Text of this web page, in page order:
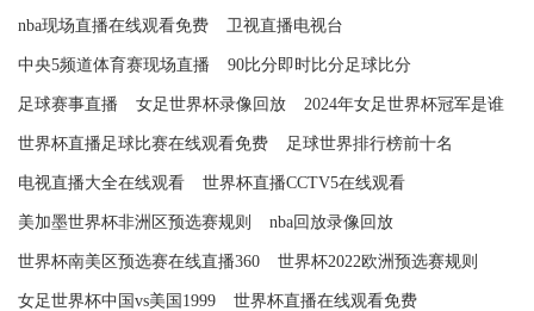
nba现场直播在线观看免费 卫视直播电视台
中央5频道体育赛现场直播 90比分即时比分足球比分
足球赛事直播 女足世界杯录像回放 2024年女足世界杯冠军是谁
世界杯直播足球比赛在线观看免费 足球世界排行榜前十名
电视直播大全在线观看 世界杯直播CCTV5在线观看
美加墨世界杯非洲区预选赛规则 nba回放录像回放
世界杯南美区预选赛在线直播360 世界杯2022欧洲预选赛规则
女足世界杯中国vs美国1999 世界杯直播在线观看免费